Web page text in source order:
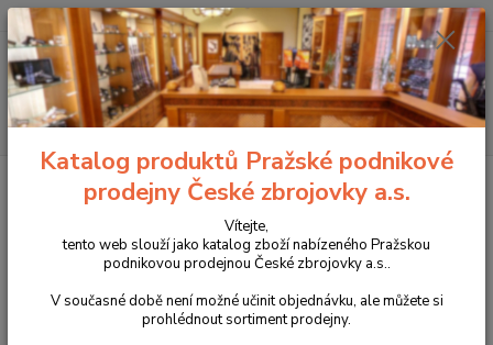
Menu
Hledat
+420 225 375 800
Kulové náboje Náboje RWS .243Win TMS 6,5g
Náboje RWS .243Win TMS 6,5g
Katalog produktů Pražské podnikové
prodejny České zbrojovky a.s.
Vítejte,
tento web slouží jako katalog zboží nabízeného Pražskou
podnikovou prodejnou České zbrojovky a.s..
V současné době není možné učinit objednávku, ale můžete si
prohlédnout sortiment prodejny.